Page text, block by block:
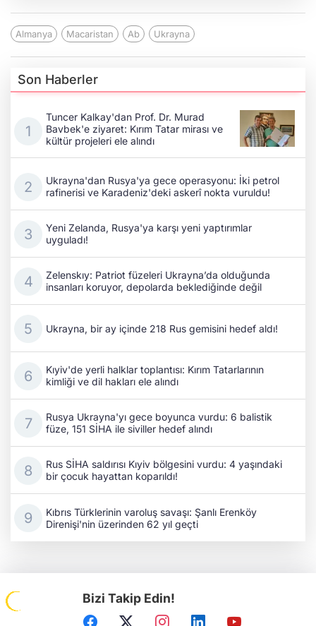
Almanya Macaristan Ab Ukrayna
Son Haberler
Tuncer Kalkay'dan Prof. Dr. Murad
Bavbek'e ziyaret: Kırım Tatar mirası ve
kültür projeleri ele alındı
Ukrayna'dan Rusya'ya gece operasyonu: İki petrol
rafinerisi ve Karadeniz'deki askerî nokta vuruldu!
Yeni Zelanda, Rusya'ya karşı yeni yaptırımlar
uyguladı!
Zelenskıy: Patriot füzeleri Ukrayna’da olduğunda
insanları koruyor, depolarda beklediğinde değil
Ukrayna, bir ay içinde 218 Rus gemisini hedef aldı!
Kıyiv'de yerli halklar toplantısı: Kırım Tatarlarının
kimliği ve dil hakları ele alındı
Rusya Ukrayna'yı gece boyunca vurdu: 6 balistik
füze, 151 SİHA ile siviller hedef alındı
Rus SİHA saldırısı Kıyiv bölgesini vurdu: 4 yaşındaki
bir çocuk hayattan koparıldı!
Kıbrıs Türklerinin varoluş savaşı: Şanlı Erenköy
Direnişi'nin üzerinden 62 yıl geçti
Bizi Takip Edin!